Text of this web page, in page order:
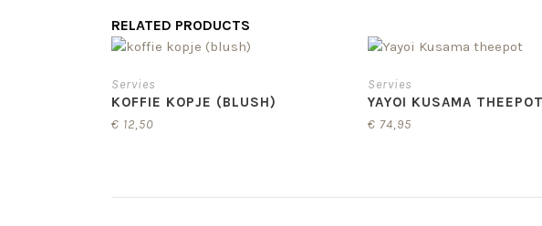
RELATED PRODUCTS
Servies
KOFFIE KOPJE (BLUSH)
€ 12,50
Servies
YAYOI KUSAMA THEEPOT
€ 74,95